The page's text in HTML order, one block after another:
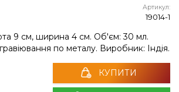
Артикул:
19014-1
9 см, ширина 4 см. Об'єм: 30 мл.
по металу. Виробник: Індія.
КУПИТИ